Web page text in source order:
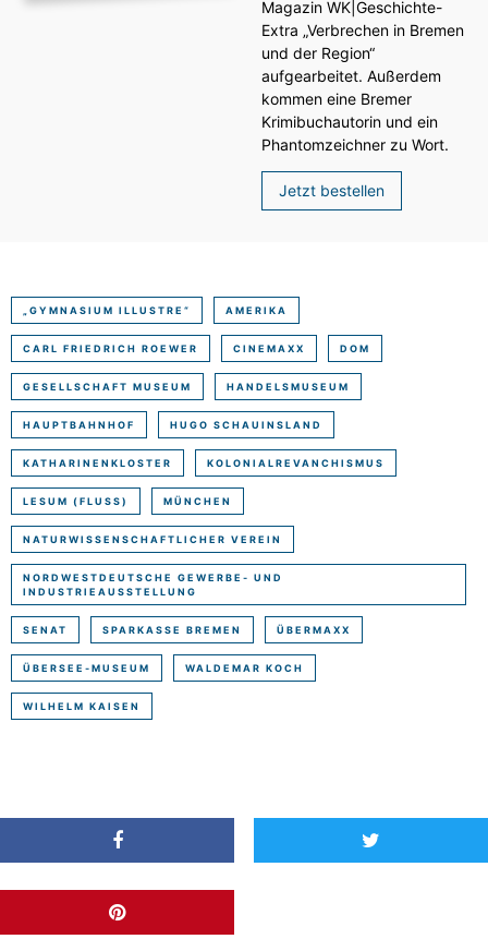
Magazin WK|Geschichte-
Extra „Verbrechen in Bremen
und der Region“
aufgearbeitet. Außerdem
kommen eine Bremer
Krimibuchautorin und ein
Phantomzeichner zu Wort.
Jetzt bestellen
„GYMNASIUM ILLUSTRE“ AMERIKA
CARL FRIEDRICH ROEWER CINEMAXX DOM
GESELLSCHAFT MUSEUM HANDELSMUSEUM
HAUPTBAHNHOF HUGO SCHAUINSLAND
KATHARINENKLOSTER KOLONIALREVANCHISMUS
LESUM (FLUSS) MÜNCHEN
NATURWISSENSCHAFTLICHER VEREIN
NORDWESTDEUTSCHE GEWERBE- UND
INDUSTRIEAUSSTELLUNG
SENAT SPARKASSE BREMEN ÜBERMAXX
ÜBERSEE-MUSEUM WALDEMAR KOCH
WILHELM KAISEN